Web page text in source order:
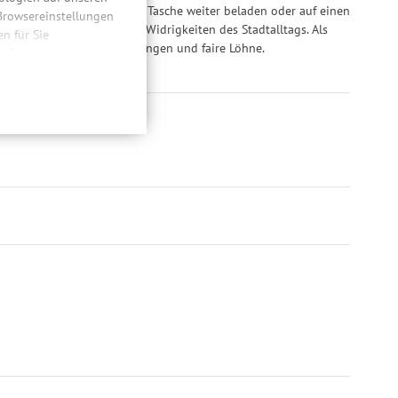
für Sie
werden Ihre
zum Zwecke
den
unter
kann die Tasche weiter beladen oder auf einen
und trotzt den Widrigkeiten des Stadtalltags. Als
für faire Arbeitsbedingungen und faire Löhne.